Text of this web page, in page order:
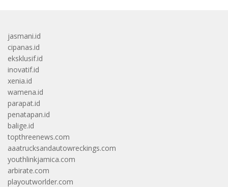
jasmani.id
cipanas.id
eksklusif.id
inovatif.id
xenia.id
wamena.id
parapat.id
penatapan.id
balige.id
topthreenews.com
aaatrucksandautowreckings.com
youthlinkjamica.com
arbirate.com
playoutworlder.com